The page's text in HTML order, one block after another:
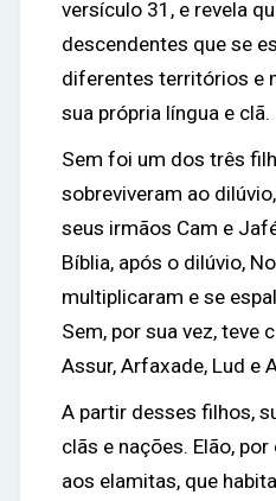
versículo 31, e revela
descendentes que se
diferentes territórios e
sua própria língua e clã.
Sem foi um dos três
sobreviveram ao
seus irmãos Cam e
Bíblia, após o dilúvio,
multiplicaram e se
Sem, por sua vez, teve
Assur, Arfaxade, Lud e
A partir desses filhos,
clãs e nações. Elão,
aos elamitas, que